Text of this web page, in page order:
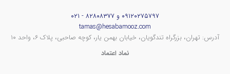
۰۹۱۲۰۲۷۵۷۹۷ و ۸۲۸۰۸۳۷۷ - ۰۲۱
tamas@hesabamooz.com
آدرس: تهران، بزرگراه تندگویان، خیابان بهمن یار، کوچه صاحبی، پلاک ۶، واحد ۱۰
نماد اعتماد